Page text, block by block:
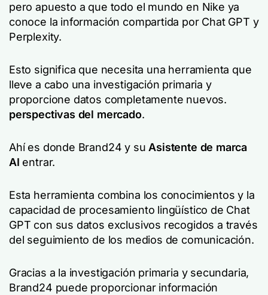
pero apuesto a que todo el mundo en Nike ya
conoce la información compartida por Chat GPT y
Perplexity.
Esto significa que necesita una herramienta que
lleve a cabo una investigación primaria y
proporcione datos completamente nuevos.
perspectivas del mercado.
Ahí es donde Brand24 y su Asistente de marca
AI entrar.
Esta herramienta combina los conocimientos y la
capacidad de procesamiento lingüístico de Chat
GPT con sus datos exclusivos recogidos a través
del seguimiento de los medios de comunicación.
Gracias a la investigación primaria y secundaria,
Brand24 puede proporcionar información